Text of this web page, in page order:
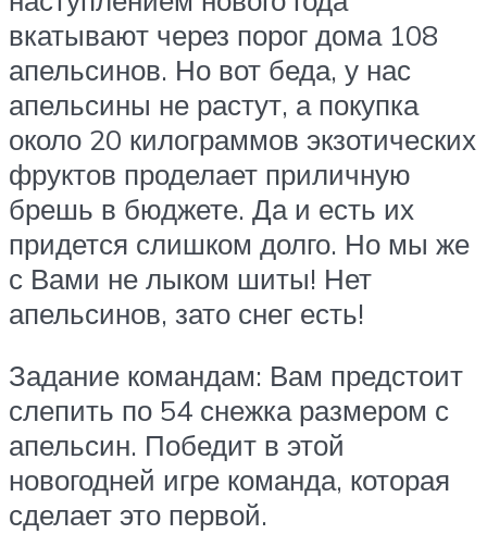
вкатывают через порог дома 108
апельсинов. Но вот беда, у нас
апельсины не растут, а покупка
около 20 килограммов экзотических
фруктов проделает приличную
брешь в бюджете. Да и есть их
придется слишком долго. Но мы же
с Вами не лыком шиты! Нет
апельсинов, зато снег есть!
Задание командам: Вам предстоит
слепить по 54 снежка размером с
апельсин. Победит в этой
новогодней игре команда, которая
сделает это первой.